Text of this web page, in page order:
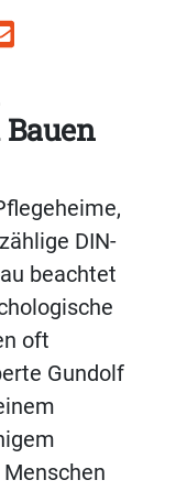
DIN-
beachtet
oft
Gundolf